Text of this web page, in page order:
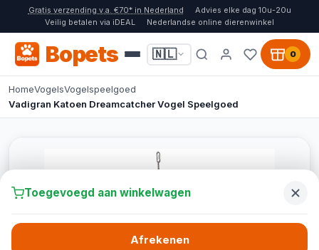
Gratis verzending v.a. €70* in Nederland
Advies elke dag 10u-20u
Veilig betalen via iDEAL
Nederlandse online dierenwinkel
Bopets 🇳🇱 0
HomeVogelsVogelspeelgoed
Vadigran Katoen Dreamcatcher Vogel Speelgoed
Toegevoegd aan winkelwagen
Afrekenen